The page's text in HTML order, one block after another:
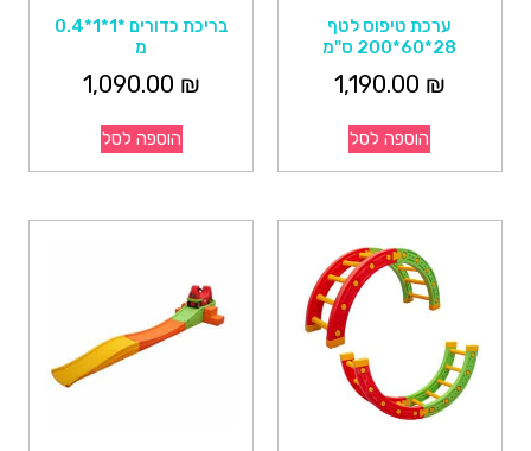
ערכת טיפוס לטף
28*60*200 ס"מ
1,190.00 ₪
הוספה לסל
בריכת כדורים *1*1*0.4
מ
1,090.00 ₪
הוספה לסל